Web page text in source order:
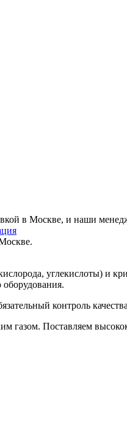
в Москве, и наши
углекислоты) и
контроль
газом. Поставляем